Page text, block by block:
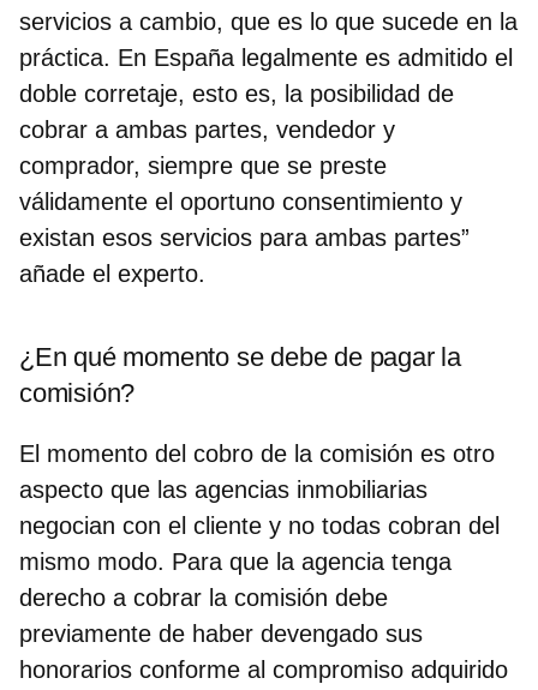
servicios a cambio, que es lo que sucede en la
práctica. En España legalmente es admitido el
doble corretaje, esto es, la posibilidad de
cobrar a ambas partes, vendedor y
comprador, siempre que se preste
válidamente el oportuno consentimiento y
existan esos servicios para ambas partes”
añade el experto.
¿En qué momento se debe de pagar la
comisión?
El momento del cobro de la comisión es otro
aspecto que las agencias inmobiliarias
negocian con el cliente y no todas cobran del
mismo modo. Para que la agencia tenga
derecho a cobrar la comisión debe
previamente de haber devengado sus
honorarios conforme al compromiso adquirido